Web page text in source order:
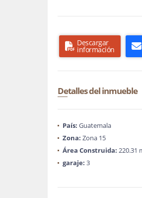
Descargar
información
Detalles del inmueble
País: Guatemala
Zona: Zona 15
Área Construida: 220.31
garaje: 3